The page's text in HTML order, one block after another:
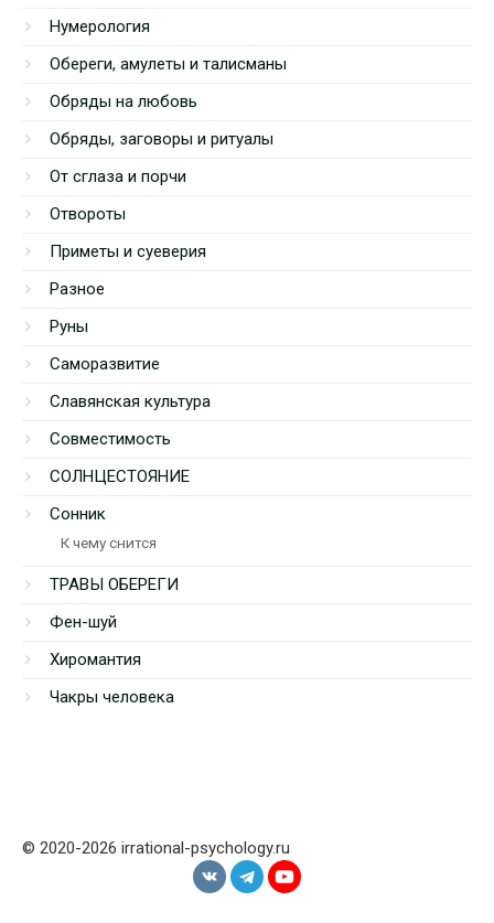
Нумерология
Обереги, амулеты и талисманы
Обряды на любовь
Обряды, заговоры и ритуалы
От сглаза и порчи
Отвороты
Приметы и суеверия
Разное
Руны
Саморазвитие
Славянская культура
Совместимость
СОЛНЦЕСТОЯНИЕ
Сонник
К чему снится
ТРАВЫ ОБЕРЕГИ
Фен-шуй
Хиромантия
Чакры человека
© 2020-2026 irrational-psychology.ru